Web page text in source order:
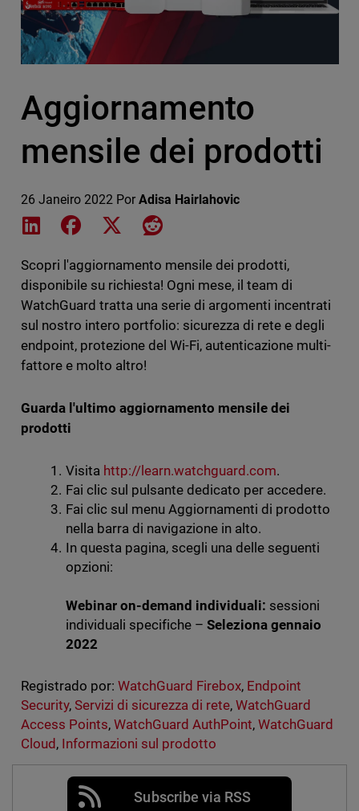
Aggiornamento
mensile dei prodotti
26 Janeiro 2022 Por Adisa Hairlahovic
Share on LinkedIn
Share on Facebook
Share on XShare on Reddit
Scopri l'aggiornamento mensile dei prodotti,
disponibile su richiesta! Ogni mese, il team di
WatchGuard tratta una serie di argomenti incentrati
sul nostro intero portfolio: sicurezza di rete e degli
endpoint, protezione del Wi-Fi, autenticazione multi-
fattore e molto altro!
Guarda l'ultimo aggiornamento mensile dei
prodotti
Visita http://learn.watchguard.com.
Fai clic sul pulsante dedicato per accedere.
Fai clic sul menu Aggiornamenti di prodotto
nella barra di navigazione in alto.
In questa pagina, scegli una delle seguenti
opzioni:
Webinar on-demand individuali: sessioni
individuali specifiche – Seleziona gennaio
2022
Registrado por: WatchGuard Firebox, Endpoint
Security, Servizi di sicurezza di rete,WatchGuard
Access Points, WatchGuard AuthPoint,WatchGuard
Cloud, Informazioni sul prodotto
Subscribe via RSS